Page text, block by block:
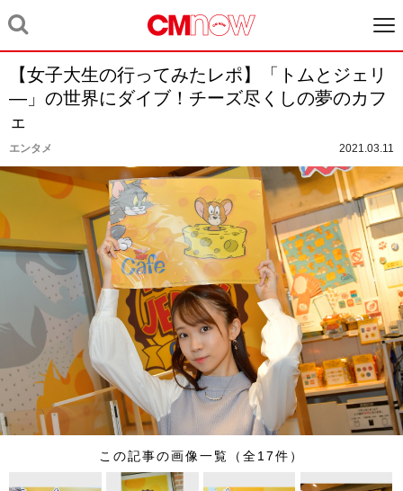
【女子大生の行ってみたレポ】「トムとジェリ
―」の世界にダイブ！チーズ尽くしの夢のカフ
ェ
エンタメ 2021.03.11
この記事の画像一覧（全17件）